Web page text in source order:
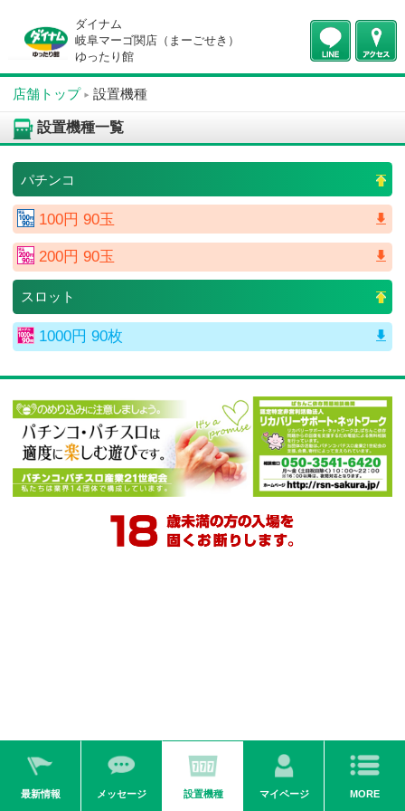
ダイナム
岐阜マーゴ関店（まーごせき）
ゆったり館
店舗トップ 設置機種
設置機種一覧
100円 90玉
200円 90玉
スロット